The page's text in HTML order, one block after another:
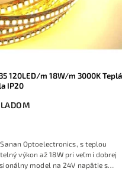
120LED/m 18W/m 3000K Teplá
IP20
Optoelectronics, s teplou
výkon až 18W pri veľmi dobrej
model na 24V napätie s